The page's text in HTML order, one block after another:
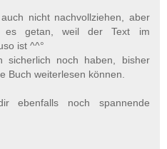
nicht nachvollziehen, aber
es getan, weil der Text im
ist ^^°
sicherlich noch haben, bisher
Buch weiterlesen können.
ebenfalls noch spannende